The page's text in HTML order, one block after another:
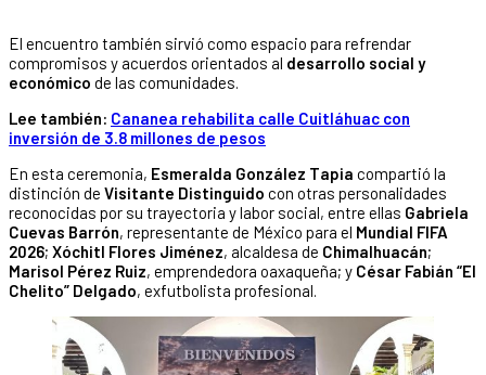
El encuentro también sirvió como espacio para refrendar
compromisos y acuerdos orientados al desarrollo social y
económico de las comunidades.
Lee también: Cananea rehabilita calle Cuitláhuac con
inversión de 3.8 millones de pesos
En esta ceremonia, Esmeralda González Tapia compartió la
distinción de Visitante Distinguido con otras personalidades
reconocidas por su trayectoria y labor social, entre ellas Gabriela
Cuevas Barrón, representante de México para el Mundial FIFA
2026; Xóchitl Flores Jiménez, alcaldesa de Chimalhuacán;
Marisol Pérez Ruiz, emprendedora oaxaqueña; y César Fabián “El
Chelito” Delgado, exfutbolista profesional.